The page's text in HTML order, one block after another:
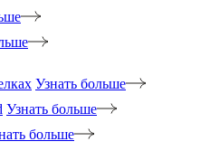
Узнать больше
Узнать больше
больше